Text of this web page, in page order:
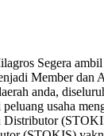
Segera
Member dan
anda,
usaha
Distributor